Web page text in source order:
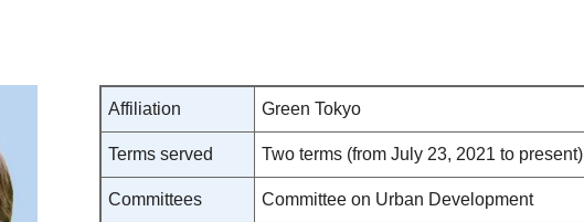
Affiliation Green Tokyo
Terms served Two terms (from July 23, 2021 to present)
Committees Committee on Urban Development